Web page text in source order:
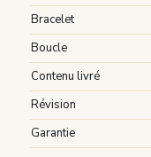
Bracelet
Boucle
Contenu livré
Révision
Garantie